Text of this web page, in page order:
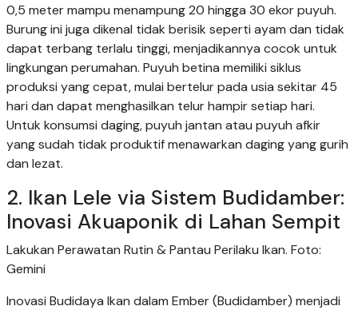
0,5 meter mampu menampung 20 hingga 30 ekor puyuh.
Burung ini juga dikenal tidak berisik seperti ayam dan tidak
dapat terbang terlalu tinggi, menjadikannya cocok untuk
lingkungan perumahan. Puyuh betina memiliki siklus
produksi yang cepat, mulai bertelur pada usia sekitar 45
hari dan dapat menghasilkan telur hampir setiap hari.
Untuk konsumsi daging, puyuh jantan atau puyuh afkir
yang sudah tidak produktif menawarkan daging yang gurih
dan lezat.
2. Ikan Lele via Sistem Budidamber:
Inovasi Akuaponik di Lahan Sempit
Lakukan Perawatan Rutin & Pantau Perilaku Ikan. Foto:
Gemini
Inovasi Budidaya Ikan dalam Ember (Budidamber) menjadi